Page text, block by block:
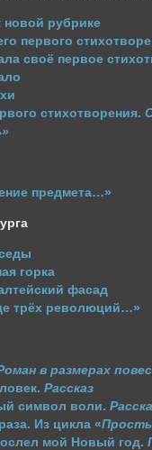
рубрике
первого
своё первое
стихотворения.
предмета…»
горка
фасад
трёх революций…»
в размерах
Рассказ
символ воли.
Из цикла «
мой Новый год.